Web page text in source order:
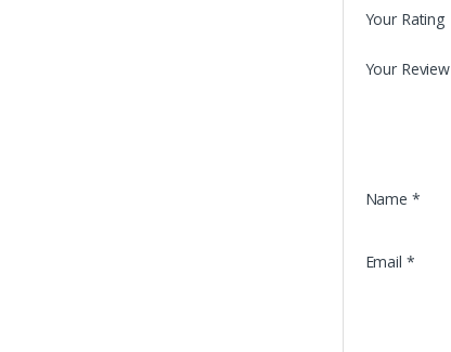
Your Rating
Your Review
Name *
Email *